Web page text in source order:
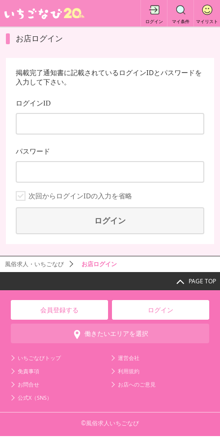
ログイン マイ条件 マイリスト
お店ログイン
掲載完了通知書に記載されているログインIDとパスワードを
入力して下さい。
ログインID
パスワード
次回からログインIDの入力を省略
風俗求人・いちごなび お店ログイン
PAGE TOP
会員登録する ログイン
働きたいエリアを選択
いちごなびトップ
運営会社
免責事項
利用規約
お問合せ
お店へのご意見
公式X（SNS）
©風俗求人いちごなび